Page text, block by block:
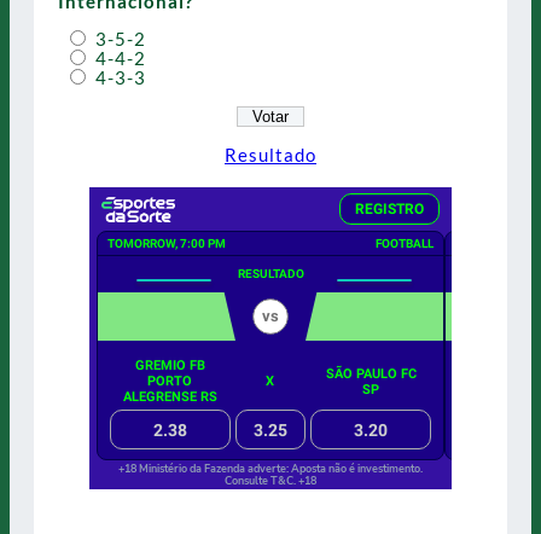
3-5-2
4-4-2
4-3-3
Resultado